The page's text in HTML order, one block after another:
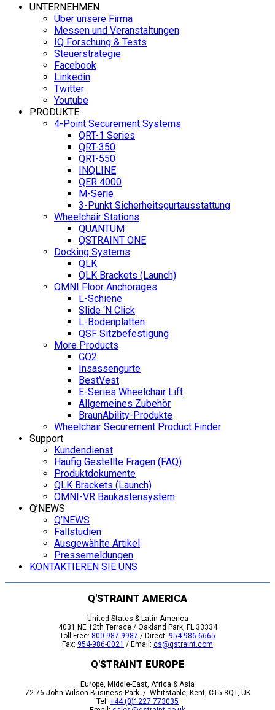
UNTERNEHMEN
Über unsere Firma
Messen und Veranstaltungen
IQ Forschung & Tests
Steuerstrategie
Facebook
Linkedin
Twitter
Youtube
PRODUKTE
4-Point Securement Systems
QRT-1 Series
QRT-350
QRT-550
INQLINE
QER 4000
M-Serie
3-Punkt Sicherheitsgurtausstattung
Wheelchair Stations
QUANTUM
QSTRAINT ONE
Docking Systems
QLK
QLK Brackets (Launch)
OMNI Floor Anchorages
L-Schiene
Slide ‘N Click
L-Bodenplatten
QSF Sitzbefestigung
More Products
GO2
Insassengurte
BestVest
E-Series Wheelchair Lift
Allgemeines Zubehör
BraunAbility-Produkte
Wheelchair Securement Product Finder
Support
Kundendienst
Häufig Gestellte Fragen (FAQ)
Produktdokumente
QLK Brackets (Launch)
OMNI-VR Baukastensystem
Q’NEWS
Q’NEWS
Fallstudien
Ausgewählte Artikel
Pressemeldungen
KONTAKTIEREN SIE UNS
Q'STRAINT AMERICA
United States & Latin America
4031 NE 12th Terrace / Oakland Park, FL 33334
Toll-Free: 800-987-9987 / Direct: 954-986-6665
Fax: 954-986-0021 / Email: cs@qstraint.com
Q'STRAINT EUROPE
Europe, Middle-East, Africa & Asia
72-76 John Wilson Business Park / Whitstable, Kent, CT5 3QT, UK
Tel: +44 (0)1227 773035